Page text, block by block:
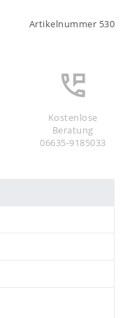
Artikelnummer 530
Kostenlose
Beratung
06635-9185033